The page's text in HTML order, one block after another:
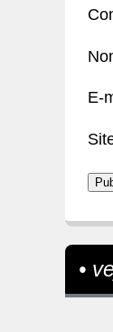
E-
•